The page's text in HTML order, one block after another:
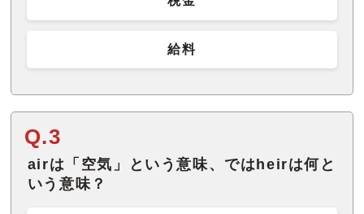
給料
Q.3
airは「空気」という意味、ではheirは何と
いう意味？